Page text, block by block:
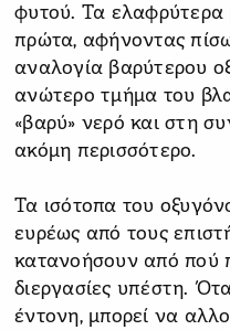
φυτού. Τα ελαφρύτερα
πρώτα, αφήνοντας
αναλογία βαρύτερου
ανώτερο τμήμα του
«βαρύ» νερό και στη
ακόμη περισσότερο.
Τα ισότοπα του
ευρέως από τους
κατανοήσουν από πού
διεργασίες υπέστη.
έντονη, μπορεί να